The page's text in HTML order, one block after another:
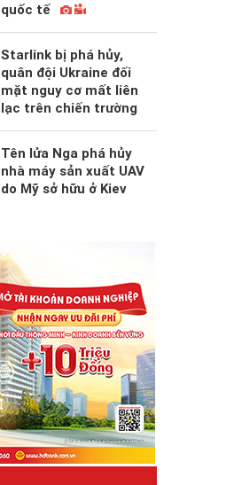
quốc tế
Starlink bị phá hủy,
quân đội Ukraine đối
mặt nguy cơ mất liên
lạc trên chiến trường
Tên lửa Nga phá hủy
nhà máy sản xuất UAV
do Mỹ sở hữu ở Kiev